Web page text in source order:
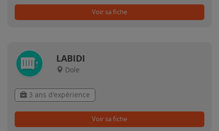
Voir sa fiche
LABIDI
Dole
3 ans d'expérience
Voir sa fiche